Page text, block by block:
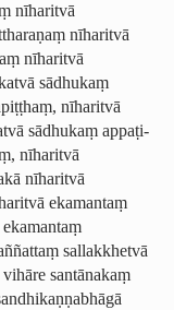
nīharitvā
nīharitvā
nīharitvā
sādhukaṃ
nīharitvā
sādhukaṃ appaṭi­
nīharitvā
nīharitvā
ekamantaṃ
sallakkhetvā
santānakaṃ